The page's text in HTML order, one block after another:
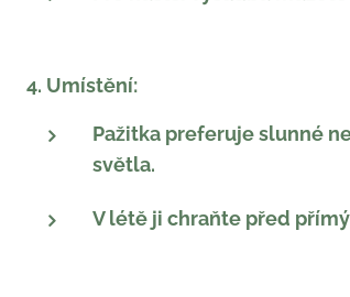
4. Umístění:
Pažitka preferuje slunné
světla.
V létě ji chraňte před